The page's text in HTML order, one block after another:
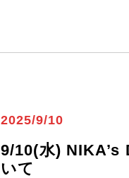
2025/9/10
9/10(水)
いて